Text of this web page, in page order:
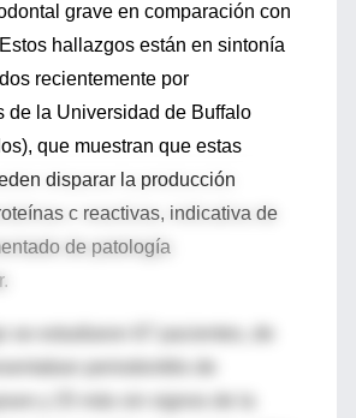
grave en comparación con
hallazgos están en sintonía
recientemente por
de la Universidad de Buffalo
que muestran que estas
disparar la producción
c reactivas, indicativa de
de patología
y 25 más sin signos de la